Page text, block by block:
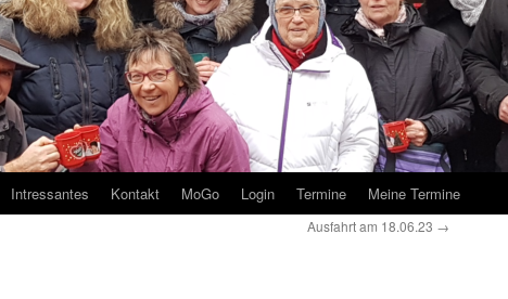
Intressantes Kontakt MoGo Login Termine Meine Termine
Ausfahrt am 18.06.23 →